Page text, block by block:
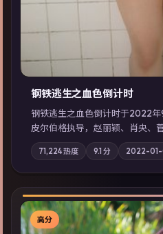
钢铁逃生之血色倒计时
钢铁逃生之血色倒计时于2022
皮尔伯格执导，赵丽颖、肖央、
叙事主轴，失踪人口档案牵出跨
地域气质；站内亦可通过「国产
展检索同类型高分佳作，畅享高
71,224热度 9.1 分 2022-
高分